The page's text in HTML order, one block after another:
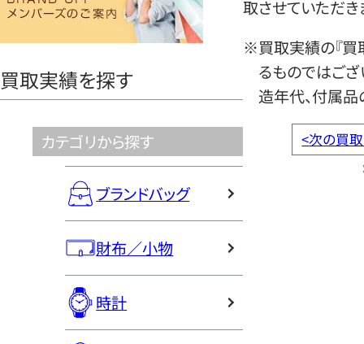
ヤ
買取実績を探す
カテゴリから探す
ブランドバッグ
財布／小物
時計
取させていただき
※買取実績の『買
るものではござ
造年代、付属品
<次の買